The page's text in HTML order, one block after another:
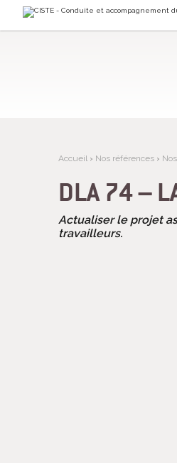
au
contenu.
personnels
Accueil › Nos références ›
DLA 74 –
Actualiser le projet
travailleurs.